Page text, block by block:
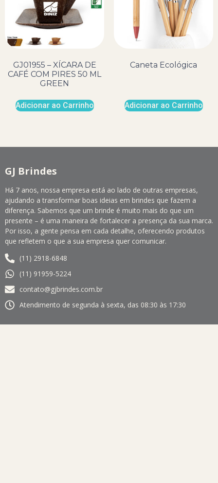
GJ01955 – XÍCARA DE
CAFÉ COM PIRES 50 ML
GREEN
Adicionar ao Carrinho
Caneta Ecológica
Adicionar ao Carrinho
GJ Brindes
Há 7 anos, nossa empresa está ao lado de outras empresas,
ajudando a transformar boas ideias em brindes que fazem a
diferença. Sabemos que um brinde é muito mais do que um
presente – é uma maneira de fortalecer a presença da sua marca.
Por isso, a gente pensa em cada detalhe, oferecendo produtos
que refletem o que a sua empresa quer comunicar.
(11) 2918-6848
(11) 91959-5224
contato@gjbrindes.com.br
Atendimento de segunda à sexta, das 08:30 às 17:30